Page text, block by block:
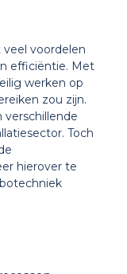
voordelen
efficiëntie. Met
werken op
zou zijn.
verschillende
Toch
hierover te